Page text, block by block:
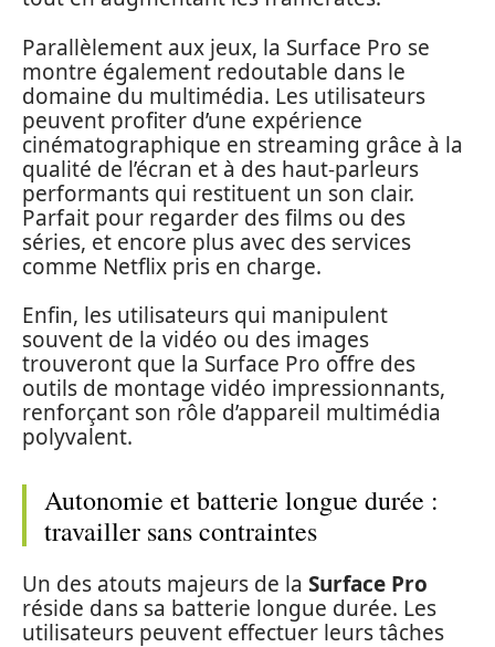
Parallèlement aux jeux, la Surface Pro se
montre également redoutable dans le
domaine du multimédia. Les utilisateurs
peuvent profiter d’une expérience
cinématographique en streaming grâce à la
qualité de l’écran et à des haut-parleurs
performants qui restituent un son clair.
Parfait pour regarder des films ou des
séries, et encore plus avec des services
comme Netflix pris en charge.
Enfin, les utilisateurs qui manipulent
souvent de la vidéo ou des images
trouveront que la Surface Pro offre des
outils de montage vidéo impressionnants,
renforçant son rôle d’appareil multimédia
polyvalent.
Autonomie et batterie longue durée :
travailler sans contraintes
Un des atouts majeurs de la Surface Pro
réside dans sa batterie longue durée. Les
utilisateurs peuvent effectuer leurs tâches